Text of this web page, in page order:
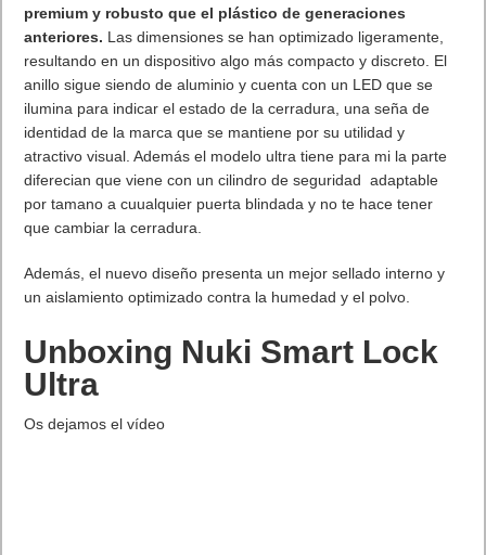
premium y robusto que el plástico de generaciones
anteriores. Las dimensiones se han optimizado ligeramente,
resultando en un dispositivo algo más compacto y discreto. El
anillo sigue siendo de aluminio y cuenta con un LED que se
ilumina para indicar el estado de la cerradura, una seña de
identidad de la marca que se mantiene por su utilidad y
atractivo visual. Además el modelo ultra tiene para mi la parte
diferecian que viene con un cilindro de seguridad adaptable
por tamano a cuualquier puerta blindada y no te hace tener
que cambiar la cerradura.
Además, el nuevo diseño presenta un mejor sellado interno y
un aislamiento optimizado contra la humedad y el polvo.
Unboxing Nuki Smart Lock
Ultra
Os dejamos el vídeo